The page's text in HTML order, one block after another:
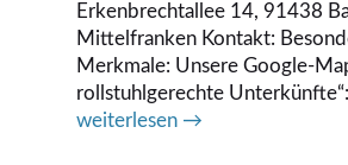
Erkenbrechtallee 14, 91438
Mittelfranken Kontakt:
Merkmale: Unsere Google-
rollstuhlgerechte
weiterlesen →